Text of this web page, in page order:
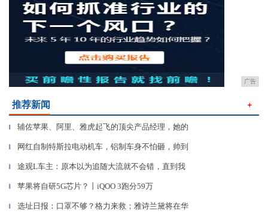
广告
推荐新闻 ＋
▎ 辅佐苹果、阿里、雅虎起飞的顶尖产品经理，她的
▎ 网红自制特斯拉电动机车，铝制车身不怕砸，帅到
▎ 途观L车主：原本以为追随大流就不会错，直到我
▎ 苹果将自研5G芯片？丨iQOO 3跑分59万
▎ 选址日报：口罩不够？格力来救；雅诗兰黛将在华